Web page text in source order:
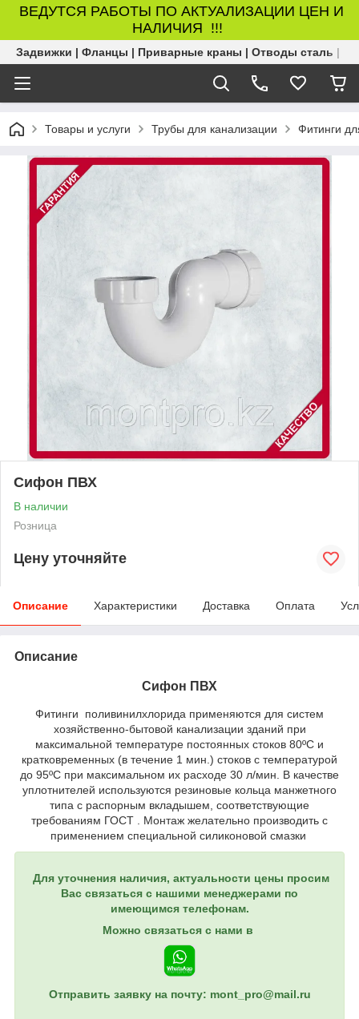
ВЕДУТСЯ РАБОТЫ ПО АКТУАЛИЗАЦИИ ЦЕН И
НАЛИЧИЯ !!!
Задвижки | Фланцы | Приварные краны | Отводы сталь |
Товары и услуги Трубы для канализации Фитинги
Сифон ПВХ
В наличии
Розница
Цену уточняйте
Описание Характеристики Доставка Оплата
Описание
Сифон ПВХ
Фитинги поливинилхлорида применяются для систем
хозяйственно-бытовой канализации зданий при
максимальной температуре постоянных стоков 80ºС и
кратковременных (в течение 1 мин.) стоков с температурой
до 95ºС при максимальном их расходе 30 л/мин. В качестве
уплотнителей используются резиновые кольца манжетного
типа с распорным вкладышем, соответствующие
требованиям ГОСТ . Монтаж желательно производить с
применением специальной силиконовой смазки
Для уточнения наличия, актуальности цены просим
Вас связаться с нашими менеджерами по
имеющимся телефонам.
Можно связаться с нами в
Отправить заявку на почту: mont_pro@mail.ru